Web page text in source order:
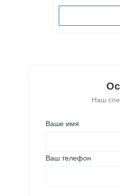
Наш
Ваше имя
Ваш телефон